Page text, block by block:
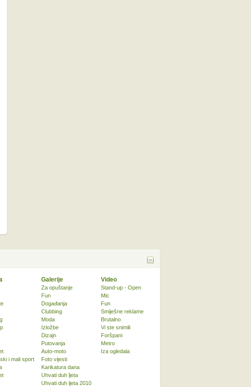
i mali sport
Galerije
Za opuštanje
Fun
Događanja
Clubbing
Moda
Izložbe
Dizajn
Putovanja
Auto-moto
Foto vijesti
Karikatura dana
Uhvati duh ljeta
Uhvati duh ljeta 2010
Video
Stand-up - Open
Mic
Fun
Smiješne reklame
Brutalno
Vi ste snimili
Foršpani
Metro
Iza ogledala